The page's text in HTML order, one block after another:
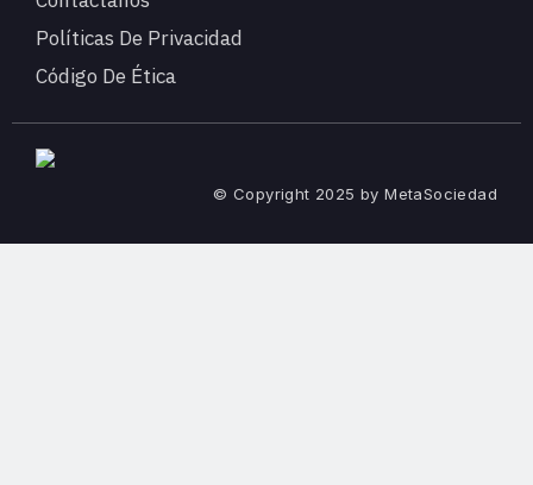
Políticas De Privacidad
Código De Ética
© Copyright 2025 by MetaSociedad